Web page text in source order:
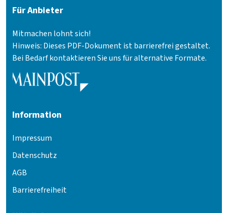
Für Anbieter
Mitmachen lohnt sich!
Hinweis: Dieses PDF-Dokument ist barrierefrei gestaltet.
Bei Bedarf kontaktieren Sie uns für alternative Formate.
Information
Impressum
Datenschutz
AGB
Barrierefreiheit